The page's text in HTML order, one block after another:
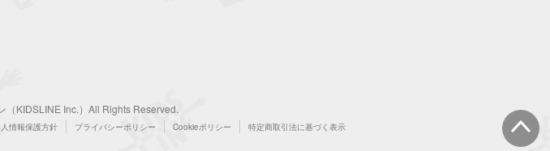
KIDSLINE Inc.）All Rights Reserved.
情報保護方針 プライバシーポリシー Cookieポリシー 特定商取引法に基づく表示